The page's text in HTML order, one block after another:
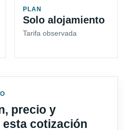
PLAN
Solo alojamiento
Tarifa observada
precio y
cotización